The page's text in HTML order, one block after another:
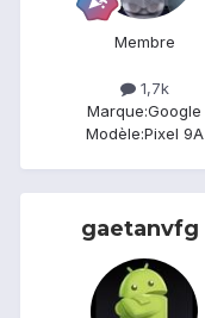
Membre
1,7k
Marque:Google
Modèle:Pixel 9A
gaetanvfg